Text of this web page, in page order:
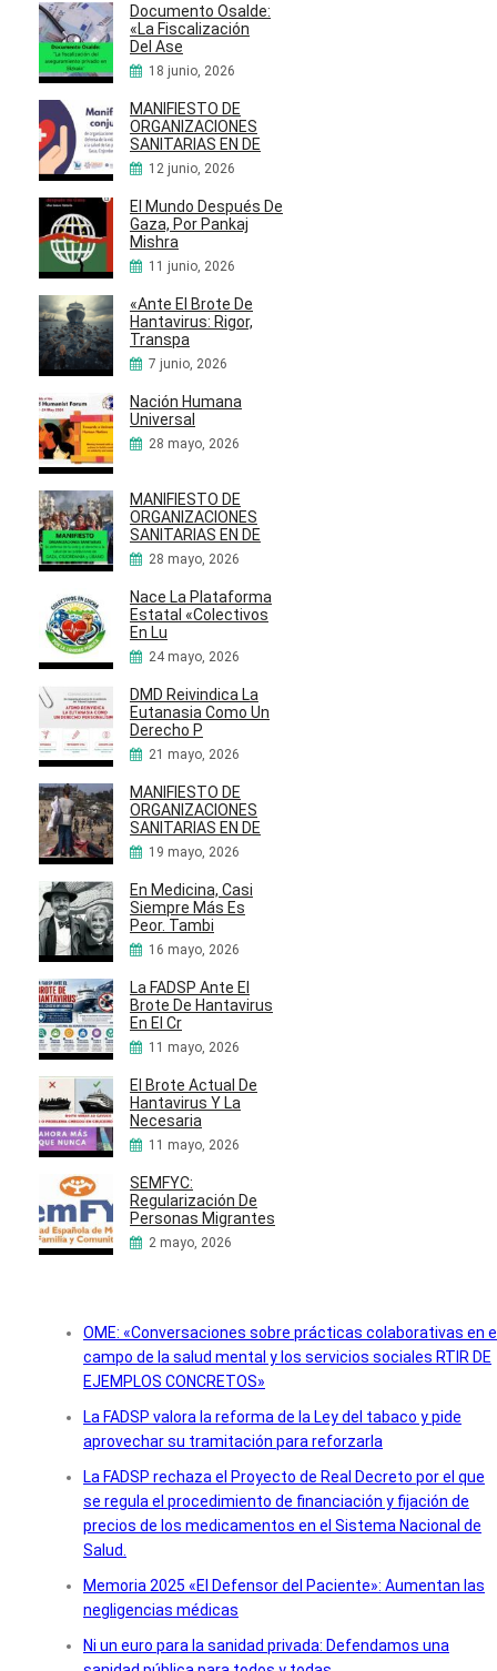
Documento Osalde:
«La Fiscalización
Del Ase
18 junio, 2026
MANIFIESTO DE
ORGANIZACIONES
SANITARIAS EN DE
12 junio, 2026
El Mundo Después De
Gaza, Por Pankaj
Mishra
11 junio, 2026
«Ante El Brote De
Hantavirus: Rigor,
Transpa
7 junio, 2026
Nación Humana
Universal
28 mayo, 2026
MANIFIESTO DE
ORGANIZACIONES
SANITARIAS EN DE
28 mayo, 2026
Nace La Plataforma
Estatal «Colectivos
En Lu
24 mayo, 2026
DMD Reivindica La
Eutanasia Como Un
Derecho P
21 mayo, 2026
MANIFIESTO DE
ORGANIZACIONES
SANITARIAS EN DE
19 mayo, 2026
En Medicina, Casi
Siempre Más Es
Peor. Tambi
16 mayo, 2026
La FADSP Ante El
Brote De Hantavirus
En El Cr
11 mayo, 2026
El Brote Actual De
Hantavirus Y La
Necesaria
11 mayo, 2026
SEMFYC:
Regularización De
Personas Migrantes
2 mayo, 2026
OME: «Conversaciones sobre prácticas colaborativas en
campo de la salud mental y los servicios sociales RTIR DE
EJEMPLOS CONCRETOS»
La FADSP valora la reforma de la Ley del tabaco y pide
aprovechar su tramitación para reforzarla
La FADSP rechaza el Proyecto de Real Decreto por el que
se regula el procedimiento de financiación y fijación de
precios de los medicamentos en el Sistema Nacional de
Salud.
Memoria 2025 «El Defensor del Paciente»: Aumentan las
negligencias médicas
Ni un euro para la sanidad privada: Defendamos una